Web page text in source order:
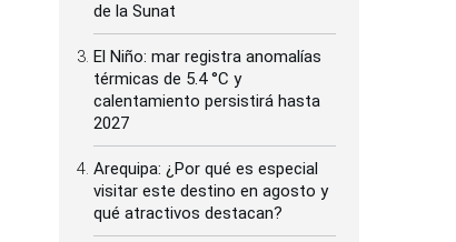
de la Sunat
El Niño: mar registra anomalías
térmicas de 5.4 °C y
calentamiento persistirá hasta
2027
Arequipa: ¿Por qué es especial
visitar este destino en agosto y
qué atractivos destacan?